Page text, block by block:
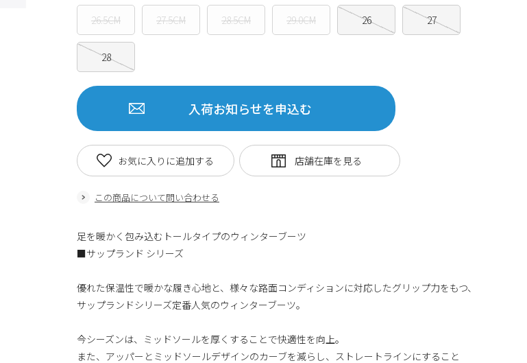
26.5CM 27.5CM 28.5CM 29.0CM 26 27
28
入荷お知らせを申込む
この商品について問い合わせる
お気に入りに追加する
足を暖かく包み込むトールタイプのウィンターブーツ
■サップランド シリーズ
優れた保温性で暖かな履き心地と、様々な路面コンディションに対応したグリップ力をもつ、
サップランドシリーズ定番人気のウィンターブーツ。
今シーズンは、ミッドソールを厚くすることで快適性を向上。
また、アッパーとミッドソールデザインのカーブを減らし、ストレートラインにすること